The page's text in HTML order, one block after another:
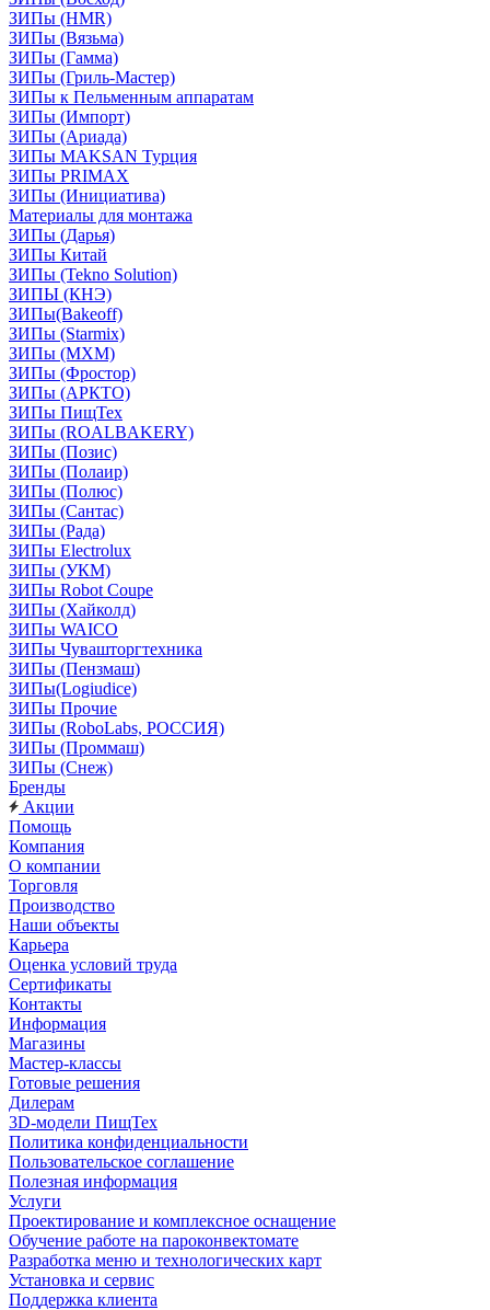
ЗИПы (HMR)
ЗИПы (Вязьма)
ЗИПы (Гамма)
ЗИПы (Гриль-Мастер)
ЗИПы к Пельменным аппаратам
ЗИПы (Импорт)
ЗИПы (Ариада)
ЗИПы MAKSAN Турция
ЗИПы PRIMAX
ЗИПы (Инициатива)
Материалы для монтажа
ЗИПы (Дарья)
ЗИПы Китай
ЗИПы (Tekno Solution)
ЗИПЫ (КНЭ)
ЗИПы(Bakeoff)
ЗИПы (Starmix)
ЗИПы (МХМ)
ЗИПы (Фростор)
ЗИПы (АРКТО)
ЗИПы ПищТех
ЗИПы (ROALBAKERY)
ЗИПы (Позис)
ЗИПы (Полаир)
ЗИПы (Полюс)
ЗИПы (Сантас)
ЗИПы (Рада)
ЗИПы Electrolux
ЗИПы (УКМ)
ЗИПы Robot Coupe
ЗИПы (Хайколд)
ЗИПы WAICO
ЗИПы Чувашторгтехника
ЗИПы (Пензмаш)
ЗИПы(Logiudice)
ЗИПы Прочие
ЗИПы (RoboLabs, РОССИЯ)
ЗИПы (Проммаш)
ЗИПы (Снеж)
Бренды
Акции
Помощь
Компания
О компании
Торговля
Производство
Наши объекты
Карьера
Оценка условий труда
Сертификаты
Контакты
Информация
Магазины
Мастер-классы
Готовые решения
Дилерам
3D-модели ПищТех
Политика конфиденциальности
Пользовательское соглашение
Полезная информация
Услуги
Проектирование и комплексное оснащение
Обучение работе на пароконвектомате
Разработка меню и технологических карт
Установка и сервис
Поддержка клиента